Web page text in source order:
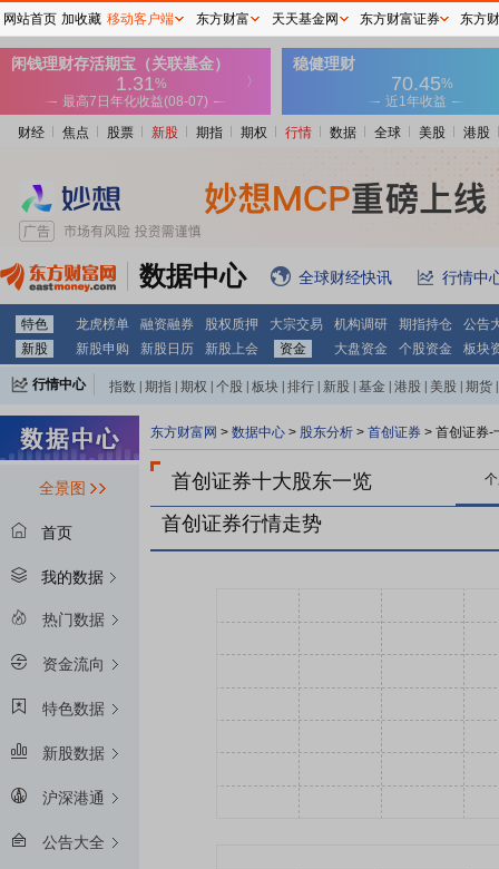
财经 焦点 股票 新股 期指 期权 行情 数据 全球 美股 港股
数据中心 全球财经快讯 行情中
特色 龙虎榜单 融资融券 股权质押 大宗交易 机构调研 期指持仓
公告
新股
新股申购 新股日历 新股上会 资金 大盘资金 个股资金 板块
行情中心 指数 期指 期权 个股 板块 排行 新股 基金 港股 美股 期货
全景图
首页
我的数据
热门数据
资金流向
特色数据
新股数据
沪深港通
公告大全
东方财富网 > 数据中心 > 股东分析 > 首创证券 > 首创证券-
首创证券十大股东一览
首创证券行情走势
网站首页 加收藏 移动客户端 东方财富 天天基金网 东方财富证券 东方